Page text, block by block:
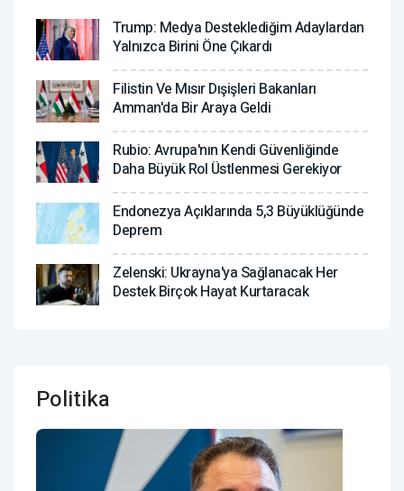
Trump: Medya Desteklediğim Adaylardan
Yalnızca Birini Öne Çıkardı
Filistin Ve Mısır Dışişleri Bakanları
Amman'da Bir Araya Geldi
Rubio: Avrupa'nın Kendi Güvenliğinde
Daha Büyük Rol Üstlenmesi Gerekiyor
Endonezya Açıklarında 5,3 Büyüklüğünde
Deprem
Zelenski: Ukrayna'ya Sağlanacak Her
Destek Birçok Hayat Kurtaracak
Politika